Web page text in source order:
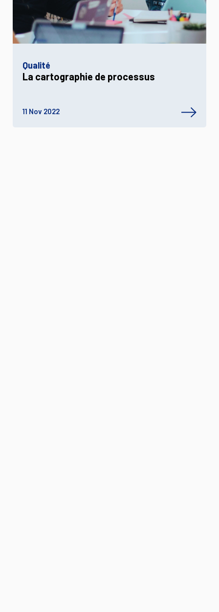
Qualité
La cartographie de processus
11 Nov 2022